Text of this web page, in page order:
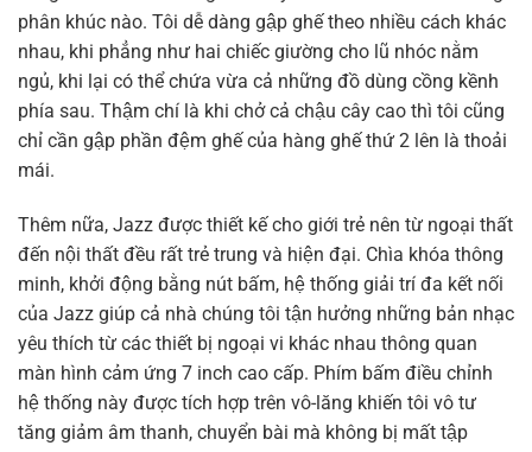
phân khúc nào. Tôi dễ dàng gập ghế theo nhiều cách khác
nhau, khi phẳng như hai chiếc giường cho lũ nhóc nằm
ngủ, khi lại có thể chứa vừa cả những đồ dùng cồng kềnh
phía sau. Thậm chí là khi chở cả chậu cây cao thì tôi cũng
chỉ cần gập phần đệm ghế của hàng ghế thứ 2 lên là thoải
mái.
Thêm nữa, Jazz được thiết kế cho giới trẻ nên từ ngoại thất
đến nội thất đều rất trẻ trung và hiện đại. Chìa khóa thông
minh, khởi động bằng nút bấm, hệ thống giải trí đa kết nối
của Jazz giúp cả nhà chúng tôi tận hưởng những bản nhạc
yêu thích từ các thiết bị ngoại vi khác nhau thông quan
màn hình cảm ứng 7 inch cao cấp. Phím bấm điều chỉnh
hệ thống này được tích hợp trên vô-lăng khiến tôi vô tư
tăng giảm âm thanh, chuyển bài mà không bị mất tập